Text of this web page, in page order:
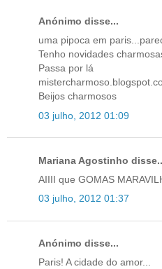
Anónimo disse...
uma pipoca em
Tenho novidades
Passa por lá
Beijos charmosos
03 julho, 2012 01:09
Mariana Agostinho
AIIII que GOMAS
03 julho, 2012 01:37
Anónimo disse...
Paris! A cidade do amor...